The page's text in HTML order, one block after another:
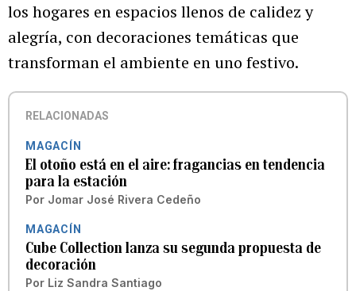
los hogares en espacios llenos de calidez y
alegría, con decoraciones temáticas que
transforman el ambiente en uno festivo.
RELACIONADAS
MAGACÍN
El otoño está en el aire: fragancias en tendencia
para la estación
Por Jomar José Rivera Cedeño
MAGACÍN
Cube Collection lanza su segunda propuesta de
decoración
Por Liz Sandra Santiago